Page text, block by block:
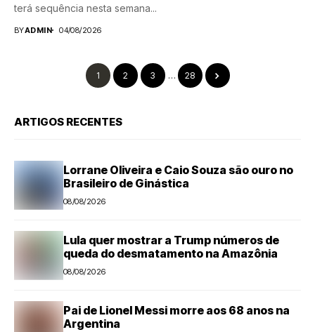
terá sequência nesta semana...
BYADMIN 04/08/2026
1 2 3 … 28
ARTIGOS RECENTES
Lorrane Oliveira e Caio Souza são ouro no
Brasileiro de Ginástica
08/08/2026
Lula quer mostrar a Trump números de
queda do desmatamento na Amazônia
08/08/2026
Pai de Lionel Messi morre aos 68 anos na
Argentina